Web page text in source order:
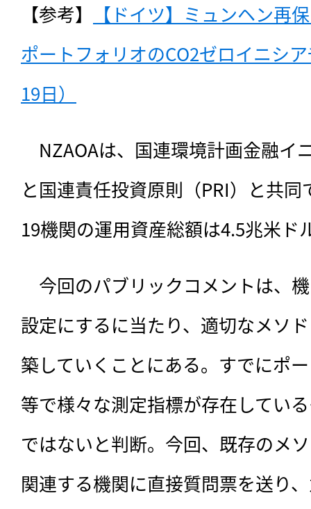
【参考】
【ドイツ】ミュンヘン再
ポートフォリオのCO2ゼロイニシ
19日）
NZAOAは、国連環境計画金融イ
と国連責任投資原則（PRI）と共
19機関の運用資産総額は4.5兆米ド
今回のパブリックコメントは、
設定にするに当たり、適切なメソ
築していくことにある。すでにポ
等で様々な測定指標が存在してい
ではないと判断。今回、既存のメ
関連する機関に直接質問票を送り